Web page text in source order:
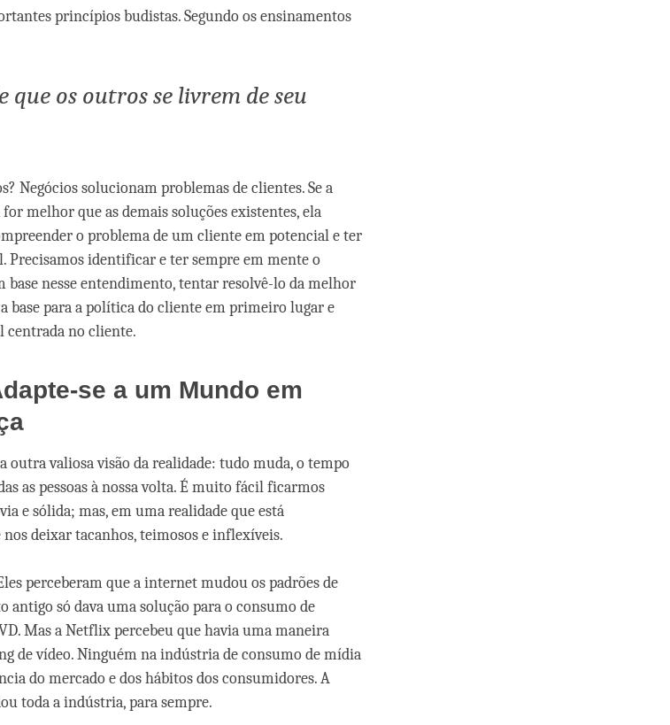
princípios budistas. Segundo os ensinamentos
que os outros se livrem de seu
Negócios solucionam problemas de clientes. Se a
melhor que as demais soluções existentes, ela
o problema de um cliente em potencial e ter
Precisamos identificar e ter sempre em mente o
base nesse entendimento, tentar resolvê-lo da melhor
base para a política do cliente em primeiro lugar e
centrada no cliente.
se a um Mundo em
outra valiosa visão da realidade: tudo muda, o tempo
as pessoas à nossa volta. É muito fácil ficarmos
e sólida; mas, em uma realidade que está
deixar tacanhos, teimosos e inflexíveis.
perceberam que a internet mudou os padrões de
antigo só dava uma solução para o consumo de
Mas a Netflix percebeu que havia uma maneira
de vídeo. Ninguém na indústria de consumo de mídia
do mercado e dos hábitos dos consumidores. A
toda a indústria, para sempre.